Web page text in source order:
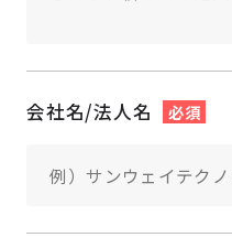
会社名/法人名 必須